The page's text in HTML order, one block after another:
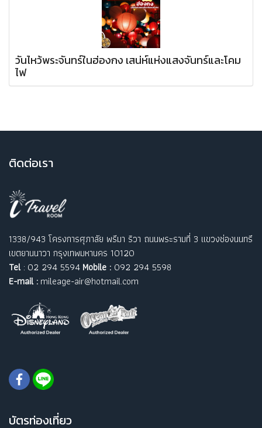
วันไหว้พระจันทร์ในฮ่องกง เสน่ห์แห่งแสงจันทร์และโคม
ไฟ
ติดต่อเรา
1338/943 โครงการศุภาลัย พรีมา ริวา ถนนพระรามที่ 3 แขวงช่องนนทรี
เขตยานนาวา กรุงเทพมหานคร 10120
Tel: 02 294 5594 Mobile : 092 294 5598
E-mail : mileage-air@hotmail.com
บัตรท่องเที่ยว